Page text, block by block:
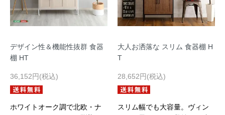
デザイン性＆機能性抜群 食器
棚 HT
36,152円(税込)
ホワイトオーク調で北欧・ナ
大人お洒落な スリム 食器棚 H
T
28,652円(税込)
スリム幅でも大容量。ヴィン